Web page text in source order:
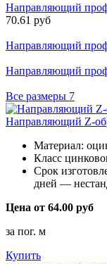
Направляющий
70.61 руб
Направляющий
Направляющий
Все размеры 7
Направляющий Z-
Материал:
Класс
Срок
дней —
Цена от 64.00 руб
за пог. м
Купить